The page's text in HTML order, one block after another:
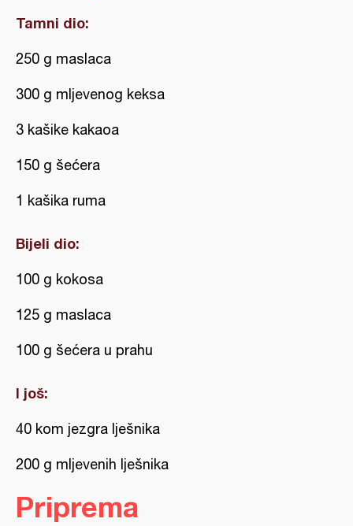
Tamni dio:
250 g maslaca
300 g mljevenog keksa
3 kašike kakaoa
150 g šećera
1 kašika ruma
Bijeli dio:
100 g kokosa
125 g maslaca
100 g šećera u prahu
I još:
40 kom jezgra lješnika
200 g mljevenih lješnika
Priprema